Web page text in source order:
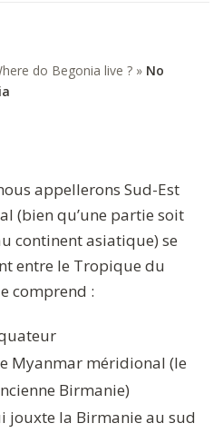
do Begonia live ? » No
appellerons Sud-Est
(bien qu’une partie soit
continent asiatique) se
entre le Tropique du
comprend :
Myanmar méridional (le
Birmanie)
jouxte la Birmanie au sud